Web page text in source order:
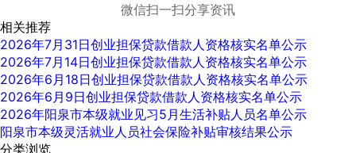
微信扫一扫分享资讯
相关推荐
2026年7月31日创业担保贷款借款人资格核实名单公示
2026年7月14日创业担保贷款借款人资格核实名单公示
2026年6月18日创业担保贷款借款人资格核实名单公示
2026年6月9日创业担保贷款借款人资格核实名单公示
2026年阳泉市本级就业见习5月生活补贴人员名单公示
阳泉市本级灵活就业人员社会保险补贴审核结果公示
分类浏览